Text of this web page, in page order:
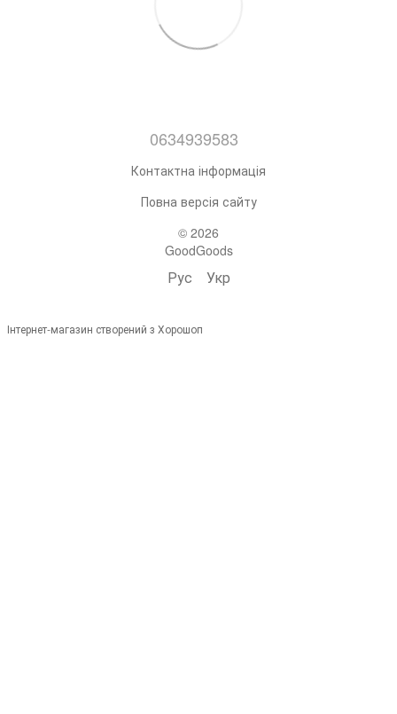
0634939583
Контактна інформація
Повна версія сайту
© 2026
GoodGoods
Рус Укр
Інтернет-магазин створений з Хорошоп